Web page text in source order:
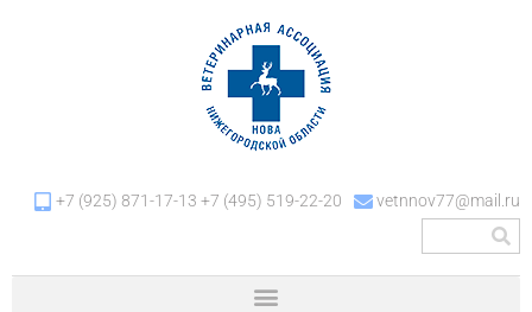
+7 (925) 871-17-13 +7 (495) 519-22-20 vetnnov77@mail.ru